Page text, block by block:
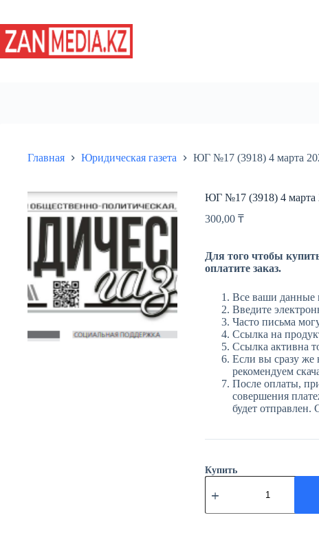
сути
Главная Юридическая газета ЮГ №17 (3918) 4 марта
ЮГ №17 (3918) 4 марта
300,00 ₸
Для того чтобы
оплатите заказ.
Все ваши данные
Введите
Часто письма
Ссылка на
Ссылка активна
Если вы сразу же
рекомендуем
После оплаты,
совершения
будет отправлен.
Купить
Количество
товара
№17